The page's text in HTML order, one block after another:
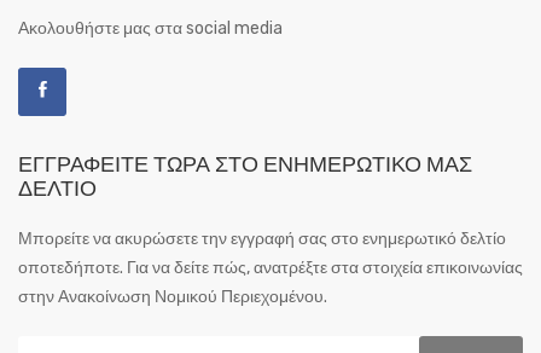
Ακολουθήστε μας στα social media
ΕΓΓΡΑΦΕΊΤΕ ΤΏΡΑ ΣΤΟ ΕΝΗΜΕΡΩΤΙΚΌ ΜΑΣ
ΔΕΛΤΊΟ
Μπορείτε να ακυρώσετε την εγγραφή σας στο ενημερωτικό δελτίο
οποτεδήποτε. Για να δείτε πώς, ανατρέξτε στα στοιχεία επικοινωνίας
στην Ανακοίνωση Νομικού Περιεχομένου.